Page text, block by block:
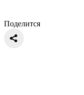
Поделится